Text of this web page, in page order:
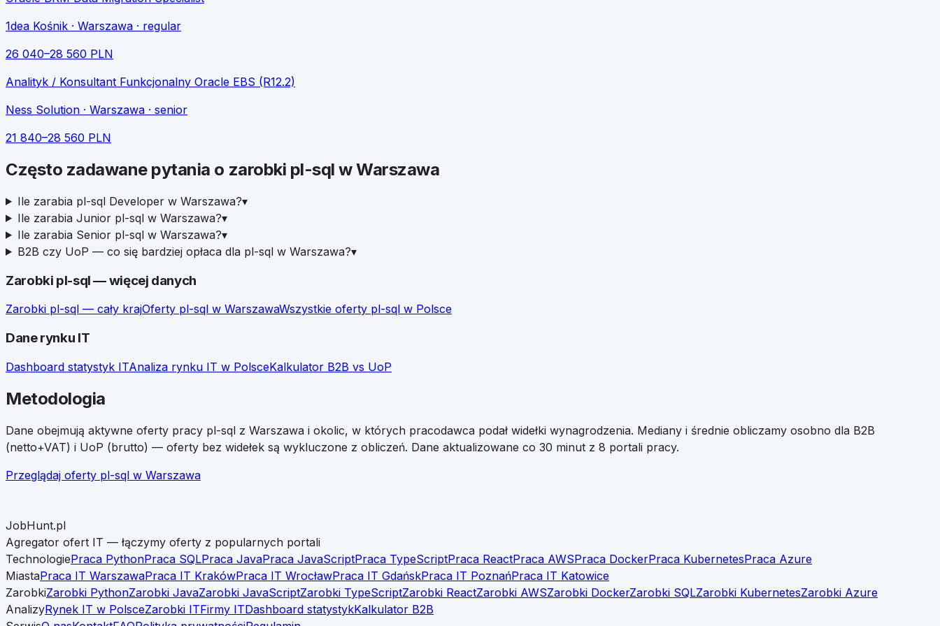
1dea Kośnik · Warszawa · regular
26 040–28 560 PLN
Analityk / Konsultant Funkcjonalny Oracle EBS (R12.2)
Ness Solution · Warszawa · senior
21 840–28 560 PLN
Często zadawane pytania o zarobki pl-sql wWarszawa
Ile zarabia pl-sql Developer w Warszawa?▾
Ile zarabia Junior pl-sql w Warszawa?▾
Ile zarabia Senior pl-sql w Warszawa?▾
B2B czy UoP — co się bardziej opłaca dla pl-sql w Warszawa?▾
Zarobki pl-sql— więcej danych
Zarobki pl-sql — cały krajOferty pl-sql w WarszawaWszystkie oferty pl-sql w Polsce
Dane rynku IT
Dashboard statystyk ITAnaliza rynku IT w PolsceKalkulator B2B vs UoP
Metodologia
Dane obejmują aktywne oferty pracy pl-sql z Warszawa i okolic, w których pracodawca podał widełki wynagrodzenia. Mediany i średnie obliczamy osobno dla B2B
(netto+VAT) i UoP (brutto) — oferty bez widełek są wykluczone z obliczeń. Dane aktualizowane co 30 minut z 8 portali pracy.
Przeglądaj oferty pl-sql w Warszawa
JobHunt.pl
Agregator ofert IT — łączymy oferty z popularnych portali
TechnologiePraca PythonPraca SQLPraca JavaPraca JavaScriptPraca TypeScriptPraca ReactPraca AWSPraca DockerPraca KubernetesPraca Azure
MiastaPraca IT WarszawaPraca IT KrakówPraca IT WrocławPraca IT GdańskPraca IT PoznańPraca IT Katowice
ZarobkiZarobki PythonZarobki JavaZarobki JavaScriptZarobki TypeScriptZarobki ReactZarobki AWSZarobki DockerZarobki SQLZarobki KubernetesZarobki Azure
AnalizyRynek IT w PolsceZarobki ITFirmy ITDashboard statystykKalkulator B2B